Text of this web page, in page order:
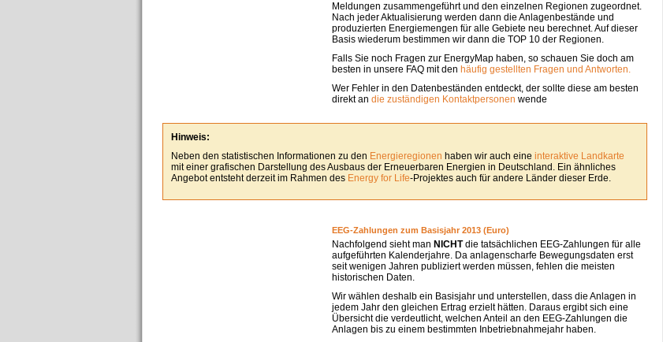
Meldungen zusammengeführt und den einzelnen Regionen zugeordnet.
Nach jeder Aktualisierung werden dann die Anlagenbestände und
produzierten Energiemengen für alle Gebiete neu berechnet. Auf dieser
Basis wiederum bestimmen wir dann die TOP 10 der Regionen.
Falls Sie noch Fragen zur EnergyMap haben, so schauen Sie doch am
besten in unsere FAQ mit den häufig gestellten Fragen und Antworten.
Wer Fehler in den Datenbeständen entdeckt, der sollte diese am besten
direkt an die zuständigen Kontaktpersonen wende
Hinweis:
Neben den statistischen Informationen zu den Energieregionen haben wir auch eine interaktive Landkarte
mit einer grafischen Darstellung des Ausbaus der Erneuerbaren Energien in Deutschland. Ein ähnliches
Angebot entsteht derzeit im Rahmen des Energy for Life-Projektes auch für andere Länder dieser Erde.
EEG-Zahlungen zum Basisjahr 2013 (Euro)
Nachfolgend sieht man NICHTdie tatsächlichen EEG-Zahlungen für alle
aufgeführten Kalenderjahre. Da anlagenscharfe Bewegungsdaten erst
seit wenigen Jahren publiziert werden müssen, fehlen die meisten
historischen Daten.
Wir wählen deshalb ein Basisjahr und unterstellen, dass die Anlagen in
jedem Jahr den gleichen Ertrag erzielt hätten. Daraus ergibt sich eine
Übersicht die verdeutlicht, welchen Anteil an den EEG-Zahlungen die
Anlagen bis zu einem bestimmten Inbetriebnahmejahr haben.